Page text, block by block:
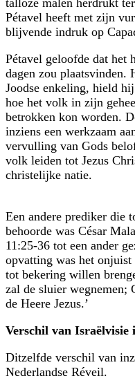
Pétavel heeft met zijn
blijvende indruk op
Pétavel geloofde dat het
dagen zou
Joodse enkeling, hield
hoe het volk in zijn
betrokken kon worden.
inziens een werkzaam
vervulling van Gods
volk leiden tot Jezus
christelijke natie.
Een andere prediker die
behoorde was César
11:25-36 tot een ander
opvatting was het onjuist
tot bekering willen
zal de sluier wegnemen;
de Heere Jezus.’
Verschil van Israëlvisie
Ditzelfde verschil van
Nederlandse Réveil.